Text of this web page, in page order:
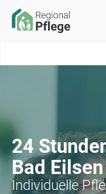
24
Bad Eilsen
Individuelle